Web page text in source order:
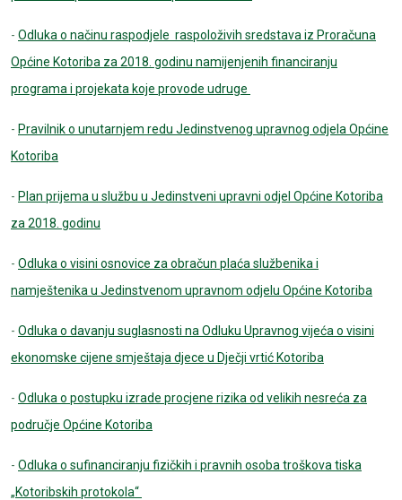
- Odluka o načinu raspodjele raspoloživih sredstava iz Proračuna
Općine Kotoriba za 2018. godinu namijenjenih financiranju
programa i projekata koje provode udruge
- Pravilnik o unutarnjem redu Jedinstvenog upravnog odjela Općine
Kotoriba
- Plan prijema u službu u Jedinstveni upravni odjel Općine Kotoriba
za 2018. godinu
- Odluka o visini osnovice za obračun plaća službenika i
namještenika u Jedinstvenom upravnom odjelu Općine Kotoriba
- Odluka o davanju suglasnosti na Odluku Upravnog vijeća o visini
ekonomske cijene smještaja djece u Dječji vrtić Kotoriba
- Odluka o postupku izrade procjene rizika od velikih nesreća za
područje Općine Kotoriba
- Odluka o sufinanciranju fizičkih i pravnih osoba troškova tiska
„Kotoribskih protokola“